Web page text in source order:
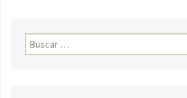
Buscar: